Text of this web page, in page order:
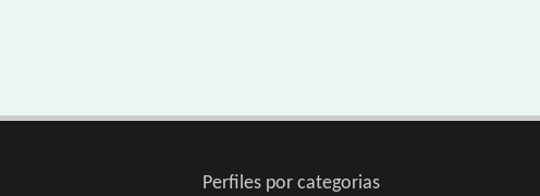
Perfiles por categorias